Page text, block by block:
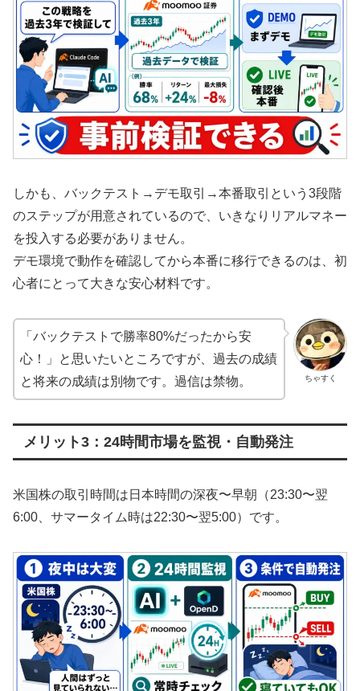
しかも、バックテスト→デモ取引→本番取引という3段階
のステップが用意されているので、いきなりリアルマネー
を投入する必要がありません。
デモ環境で動作を確認してから本番に移行できるのは、初
心者にとって大きな安心材料です。
ちゃすく
「バックテストで勝率80%だったから安
心！」と思いたいところですが、過去の成績
と将来の成績は別物です。過信は禁物。
メリット3：24時間市場を監視・自動発注
米国株の取引時間は日本時間の深夜〜早朝（23:30〜翌
6:00、サマータイム時は22:30〜翌5:00）です。